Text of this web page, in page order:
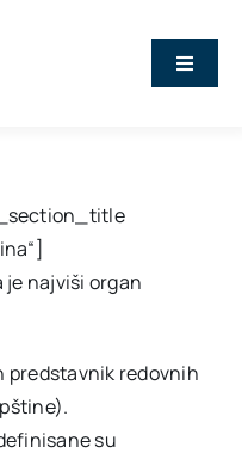
Toggle
najviši organ
predstavnik redovnih
su